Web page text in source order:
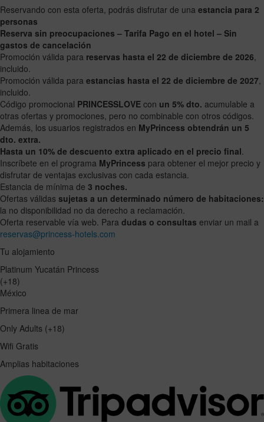
the
and
select
a
Press
question
mark
key
get
the
keyboard
shortcuts
for
changing
dates.
the
and
a
Press
question
mark
key
get
the
keyboard
for
changing
dates.
Reservando con esta oferta, podrás disfrutar de una estancia para 2
personas
Reserva sin preocupaciones – Tarifa Pago en el hotel – Sin
gastos de cancelación
Promoción válida para reservas hasta el 22 de diciembre de 2026
incluido.
Promoción válida para estancias hasta el 22 de diciembre de 2027
incluido.
Código promocional PRINCESSLOVE con un 5% dto. acumulable a
otras ofertas y promociones, pero no combinable con otros códigos.
Además, los usuarios registrados en MyPrincess obtendrán un 5
dto. extra.
Hasta un 10% de descuento extra aplicado en el precio final
Inscríbete en el programa MyPrincess para obtener el mejor precio y
disfrutar de ventajas exclusivas con cada estancia.
Estancia de mínima de 3 noches.
Ofertas válidas sujetas a un determinado número de habitaciones:
la no disponibilidad no da derecho a reclamación.
Oferta reservable vía web. Para dudas o consultas enviar un mail a
reservas@princess-hotels.com
Tu alojamiento
Platinum Yucatán Princess
(+18)
México
Primera linea de mar
Only Adults (+18)
Wifi Gratis
Amplias habitaciones